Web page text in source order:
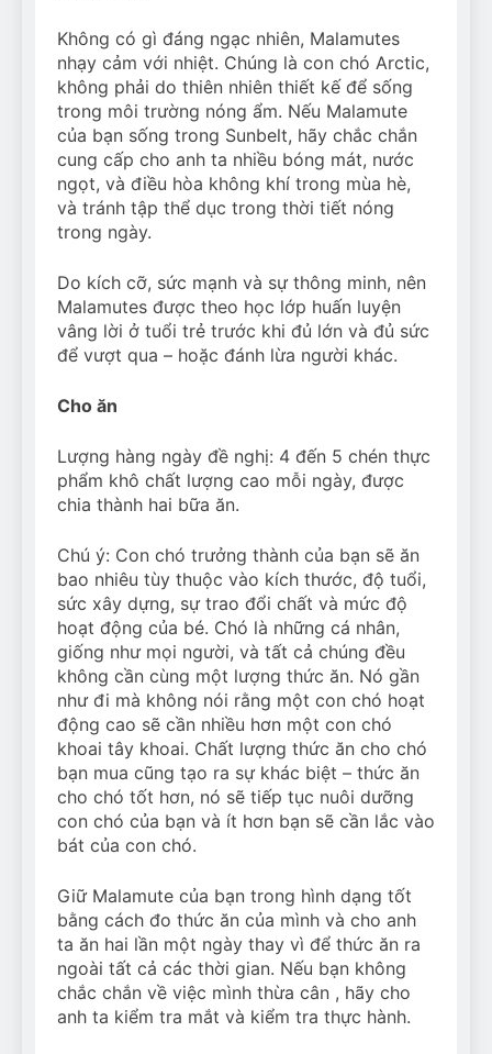
Không có gì đáng ngạc nhiên, Malamutes
nhạy cảm với nhiệt. Chúng là con chó Arctic,
không phải do thiên nhiên thiết kế để sống
trong môi trường nóng ẩm. Nếu Malamute
của bạn sống trong Sunbelt, hãy chắc chắn
cung cấp cho anh ta nhiều bóng mát, nước
ngọt, và điều hòa không khí trong mùa hè,
và tránh tập thể dục trong thời tiết nóng
trong ngày.
Do kích cỡ, sức mạnh và sự thông minh, nên
Malamutes được theo học lớp huấn luyện
vâng lời ở tuổi trẻ trước khi đủ lớn và đủ sức
để vượt qua – hoặc đánh lừa người khác.
Cho ăn
Lượng hàng ngày đề nghị: 4 đến 5 chén thực
phẩm khô chất lượng cao mỗi ngày, được
chia thành hai bữa ăn.
Chú ý: Con chó trưởng thành của bạn sẽ ăn
bao nhiêu tùy thuộc vào kích thước, độ tuổi,
sức xây dựng, sự trao đổi chất và mức độ
hoạt động của bé. Chó là những cá nhân,
giống như mọi người, và tất cả chúng đều
không cần cùng một lượng thức ăn. Nó gần
như đi mà không nói rằng một con chó hoạt
động cao sẽ cần nhiều hơn một con chó
khoai tây khoai. Chất lượng thức ăn cho chó
bạn mua cũng tạo ra sự khác biệt – thức ăn
cho chó tốt hơn, nó sẽ tiếp tục nuôi dưỡng
con chó của bạn và ít hơn bạn sẽ cần lắc vào
bát của con chó.
Giữ Malamute của bạn trong hình dạng tốt
bằng cách đo thức ăn của mình và cho anh
ta ăn hai lần một ngày thay vì để thức ăn ra
ngoài tất cả các thời gian. Nếu bạn không
chắc chắn về việc mình thừa cân , hãy cho
anh ta kiểm tra mắt và kiểm tra thực hành.